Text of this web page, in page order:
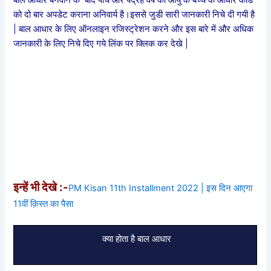
को दो बार अपडेट कराना अनिवार्य है।इससे जुडी सारी जानकारी निचे दी गयी है
| बाल आधार के लिए ऑनलाइन रजिस्ट्रेशन करने और इस बारे में और अधिक
जानकारी के लिए निचे दिए गये लिंक पर क्लिक कर देखे |
इन्हें भी देखे :-PM Kisan 11th Installment 2022 | इस दिन आएगा
11वीं क़िस्त का पैसा
क्या होता है बाल आधार